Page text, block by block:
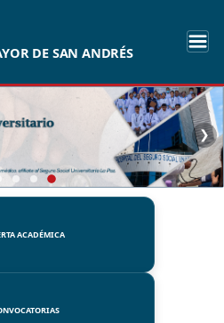
DE SAN ANDRÉS
❯
ACADÉMICA